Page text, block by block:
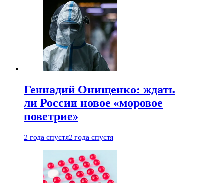
Геннадий Онищенко: ждать
ли России новое «моровое
поветрие»
2 года спустя2 года спустя